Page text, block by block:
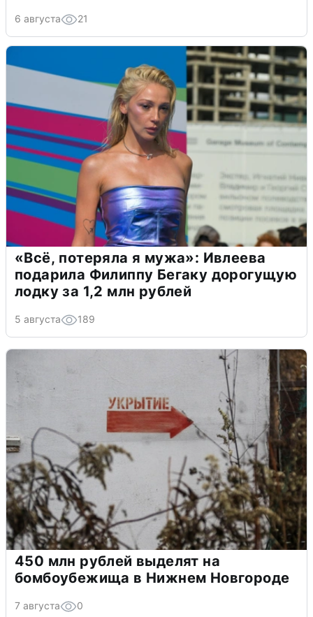
6 августа 21
«Всё, потеряла я мужа»: Ивлеева
подарила Филиппу Бегаку дорогущую
лодку за 1,2 млн рублей
5 августа 189
450 млн рублей выделят на
бомбоубежища в Нижнем Новгороде
7 августа 0